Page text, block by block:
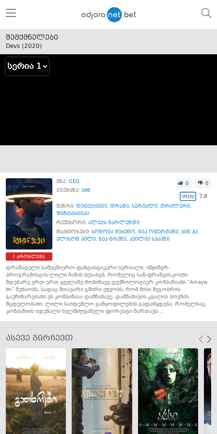
შემქმნელები
Devs (2020)
პრობლემა
ენა: GEO
ქვეყანა: აშშ
0 0
7.8
ჟანრი: დეტექტივი, დრამა, სერიალი, თრილერი,
ფანტასტიკა
რეჟისორი: ალექს გარლენდი
მსახიობები: სონოია მიძუნო, ნიკ ოფერმანი, ჯინ ჰა,
ელისონ პილი, ზეკ გრენე, კეილიე სპაენი
დრამატული სამეცნიერო-ფანტასტიკური სერიალი, ინჟინერ-
პროგრამისტის ლილი ჩანის შესახებ, რომელიც სან-ფრანცისკოსში
მდებარე ერთ-ერთ ყველაზე მოწინავე ტექნოლოგიურ კომპანიაში “Amaya-
ში” მუშაობს, სადაც მთავარი გმირი ეჭვობს, რომ მისი მეგობრის
გაუჩინარებაში ეს კომპანიაა დამნაშავე. დამნაშავის კვალის პოვნის
მცდელობაში, ლილი საიდუმლო განყოფილების გადაწყდება, რომელსაც
კომპანიის იდუმალი ხელმძღვანელი ფორესტი მართავს ...
ასევე გირჩევთ